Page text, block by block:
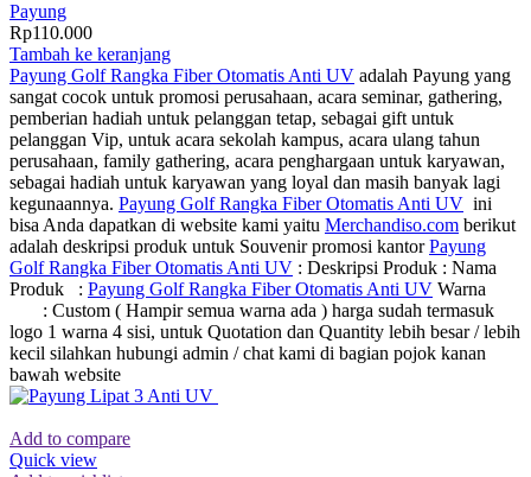
Payung
Rp110.000
Tambah ke keranjang
Payung Golf Rangka Fiber Otomatis Anti UV adalah Payung yang
sangat cocok untuk promosi perusahaan, acara seminar, gathering,
pemberian hadiah untuk pelanggan tetap, sebagai gift untuk
pelanggan Vip, untuk acara sekolah kampus, acara ulang tahun
perusahaan, family gathering, acara penghargaan untuk karyawan,
sebagai hadiah untuk karyawan yang loyal dan masih banyak lagi
kegunaannya. Payung Golf Rangka Fiber Otomatis Anti UV ini
bisa Anda dapatkan di website kami yaitu Merchandiso.com berikut
adalah deskripsi produk untuk Souvenir promosi kantorPayung
Golf Rangka Fiber Otomatis Anti UV : Deskripsi Produk : Nama
Produk : Payung Golf Rangka Fiber Otomatis Anti UV Warna
: Custom ( Hampir semua warna ada ) harga sudah termasuk
logo 1 warna 4 sisi, untuk Quotation dan Quantity lebih besar / lebih
kecil silahkan hubungi admin / chat kami di bagian pojok kanan
bawah website
Add to compare
Quick view